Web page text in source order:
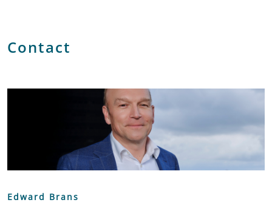
Contact
Edward Brans